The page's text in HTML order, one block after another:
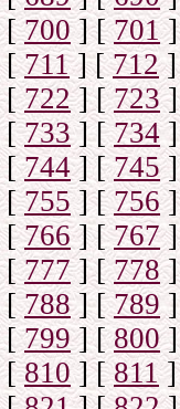
[700] [701]
[711] [712]
[722] [723]
[733] [734]
[744] [745]
[755] [756]
[766] [767]
[777] [778]
[788] [789]
[799] [800]
[810] [ 811]